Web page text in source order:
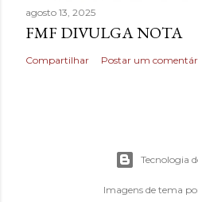
agosto 13, 2025
FMF DIVULGA NOTA
Compartilhar Postar um
Tecnologia
Imagens de tema